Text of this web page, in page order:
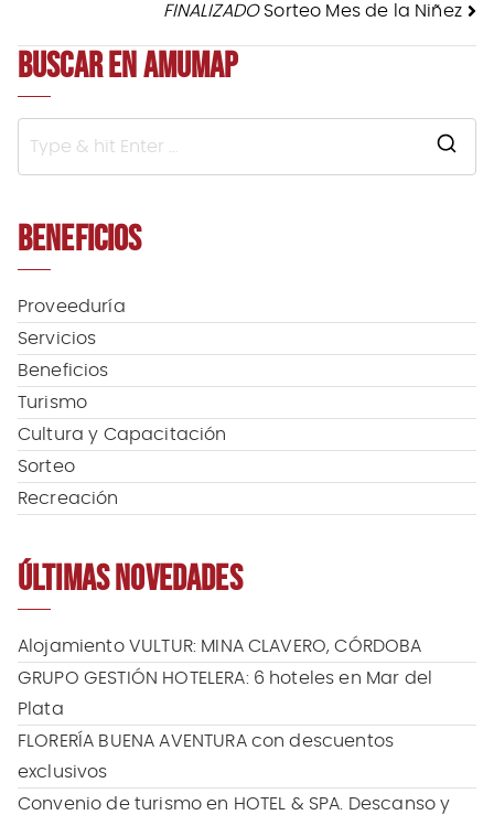
ENTRADAS
FINALIZADOSorteo Mes de la Niñez
BUSCAR EN AMUMAP
o
r
BENEFICIOS
Proveeduría
Servicios
Beneficios
Turismo
Cultura y Capacitación
Sorteo
Recreación
ÚLTIMAS NOVEDADES
Alojamiento VULTUR: MINA CLAVERO, CÓRDOBA
GRUPO GESTIÓN HOTELERA: 6 hoteles en Mar del
Plata
FLORERÍA BUENA AVENTURA con descuentos
exclusivos
Convenio de turismo en HOTEL & SPA. Descanso y